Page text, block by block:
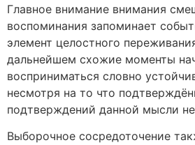
Главное внимание внимания
воспоминания запоминает
элемент целостного
дальнейшем схожие моменты
восприниматься словно
несмотря на то что
подтверждений данной мысли
Выборочное сосредоточение